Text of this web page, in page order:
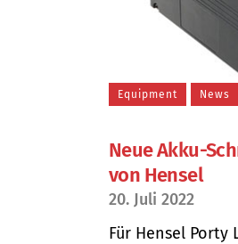
Equipment News
Neue Akku-
von Hensel
20. Juli 2022
Für Hensel Porty